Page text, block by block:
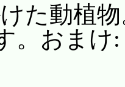
た動植
。おまけ